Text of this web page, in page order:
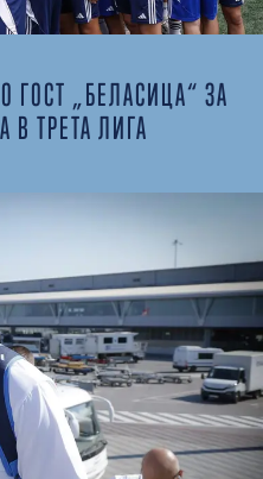
ГОСТ „БЕЛАСИЦА“ ЗА
В ТРЕТА ЛИГА